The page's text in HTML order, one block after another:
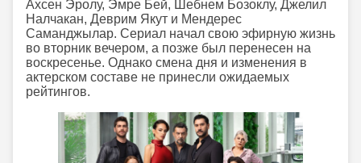
Ахсен Эролу, Эмре Бей, Шебнем Бозоклу, Джелил
Налчакан, Деврим Якут и Мендерес
Саманджылар. Сериал начал свою эфирную жизнь
во вторник вечером, а позже был перенесен на
воскресенье. Однако смена дня и изменения в
актерском составе не принесли ожидаемых
рейтингов.